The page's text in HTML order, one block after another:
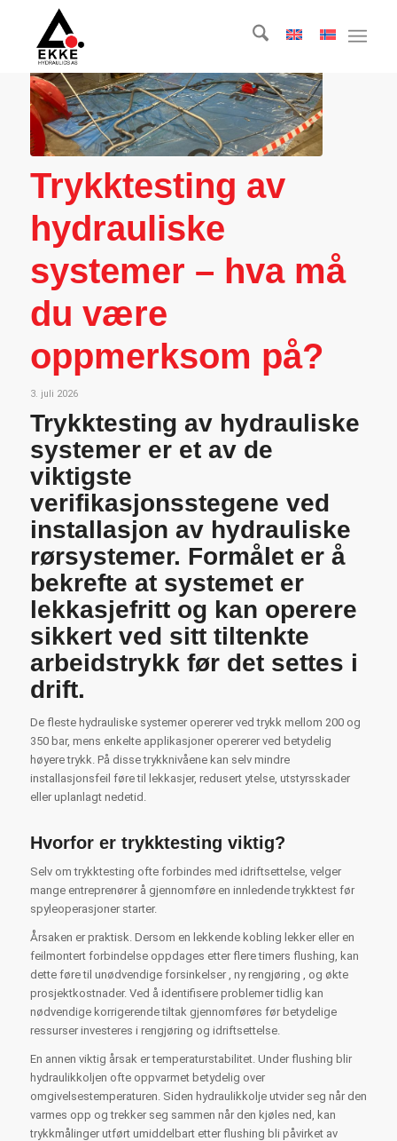
Trykktesting av
hydrauliske
systemer – hva må
du være
oppmerksom på?
3. juli 2026
Trykktesting av hydrauliske
systemer er et av de
viktigste
verifikasjonsstegene ved
installasjon av hydrauliske
rørsystemer. Formålet er å
bekrefte at systemet er
lekkasjefritt og kan operere
sikkert ved sitt tiltenkte
arbeidstrykk før det settes i
drift.
De fleste hydrauliske systemer opererer ved trykk mellom 200 og
350 bar, mens enkelte applikasjoner opererer ved betydelig
høyere trykk. På disse trykknivåene kan selv mindre
installasjonsfeil føre til lekkasjer, redusert ytelse, utstyrsskader
eller uplanlagt nedetid.
Hvorfor er trykktesting viktig?
Selv om trykktesting ofte forbindes med idriftsettelse, velger
mange entreprenører å gjennomføre en innledende trykktest før
spyleoperasjoner starter.
Årsaken er praktisk. Dersom en lekkende kobling lekker eller en
feilmontert forbindelse oppdages etter flere timers flushing, kan
dette føre til unødvendige forsinkelser , ny rengjøring , og økte
prosjektkostnader. Ved å identifisere problemer tidlig kan
nødvendige korrigerende tiltak gjennomføres før betydelige
ressurser investeres i rengjøring og idriftsettelse.
En annen viktig årsak er temperaturstabilitet. Under flushing blir
hydraulikkoljen ofte oppvarmet betydelig over
omgivelsestemperaturen. Siden hydraulikkolje utvider seg når den
varmes opp og trekker seg sammen når den kjøles ned, kan
trykkmålinger utført umiddelbart etter flushing bli påvirket av